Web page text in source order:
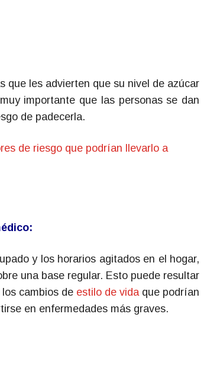
que les advierten que su nivel de azúcar
importante que las personas se dan
de padecerla.
de riesgo que podrían llevarlo a
y los horarios agitados en el hogar,
una base regular. Esto puede resultar
cambios de estilo de vidaque podrían
en enfermedades más graves.